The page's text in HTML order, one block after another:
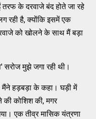
के दरवाजे बंद होते जा रहे
रही है, क्योंकि इसमें एक
को खोलने के साथ मैं बड़ा
सरोज मुझे जगा रही थी।
हड़बड़ा के कहा। घड़ी में
कोशिश की, मगर
एक तीव्र मासिक यंत्रणा